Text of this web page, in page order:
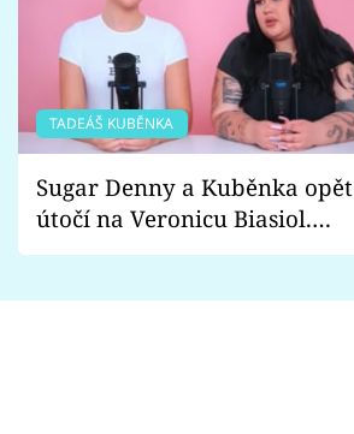
TADEÁŠ KUBĚNKA
Sugar Denny a Kuběnka opět
útočí na Veronicu Biasiol.
Proč je podle nich falešná a